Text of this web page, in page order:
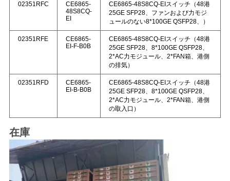
02351RFC
CE6865-
48S8CQ-
EI
CE6865-48S8CQ-EIスイッチ（48港
25GE SFP28、ファンおよび力モジ
ュールのない8*100GE QSFP28、）
02351RFE
CE6865-
EI-F-B0B
CE6865-48S8CQ-EIスイッチ（48港
25GE SFP28、8*100GE QSFP28、
2*AC力モジュール、2*FAN箱、港側
の排気）
02351RFD
CE6865-
EI-B-B0B
CE6865-48S8CQ-EIスイッチ（48港
25GE SFP28、8*100GE QSFP28、
2*AC力モジュール、2*FAN箱、港側
の取入口）
在庫